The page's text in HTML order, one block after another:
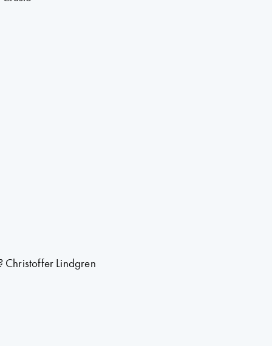
Christoffer Lindgren